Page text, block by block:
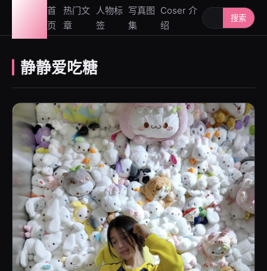
首
页
热门文
章
人物标
签
写真图
集
Coser 介
绍
搜索人物或写
搜索
静静爱吃糖